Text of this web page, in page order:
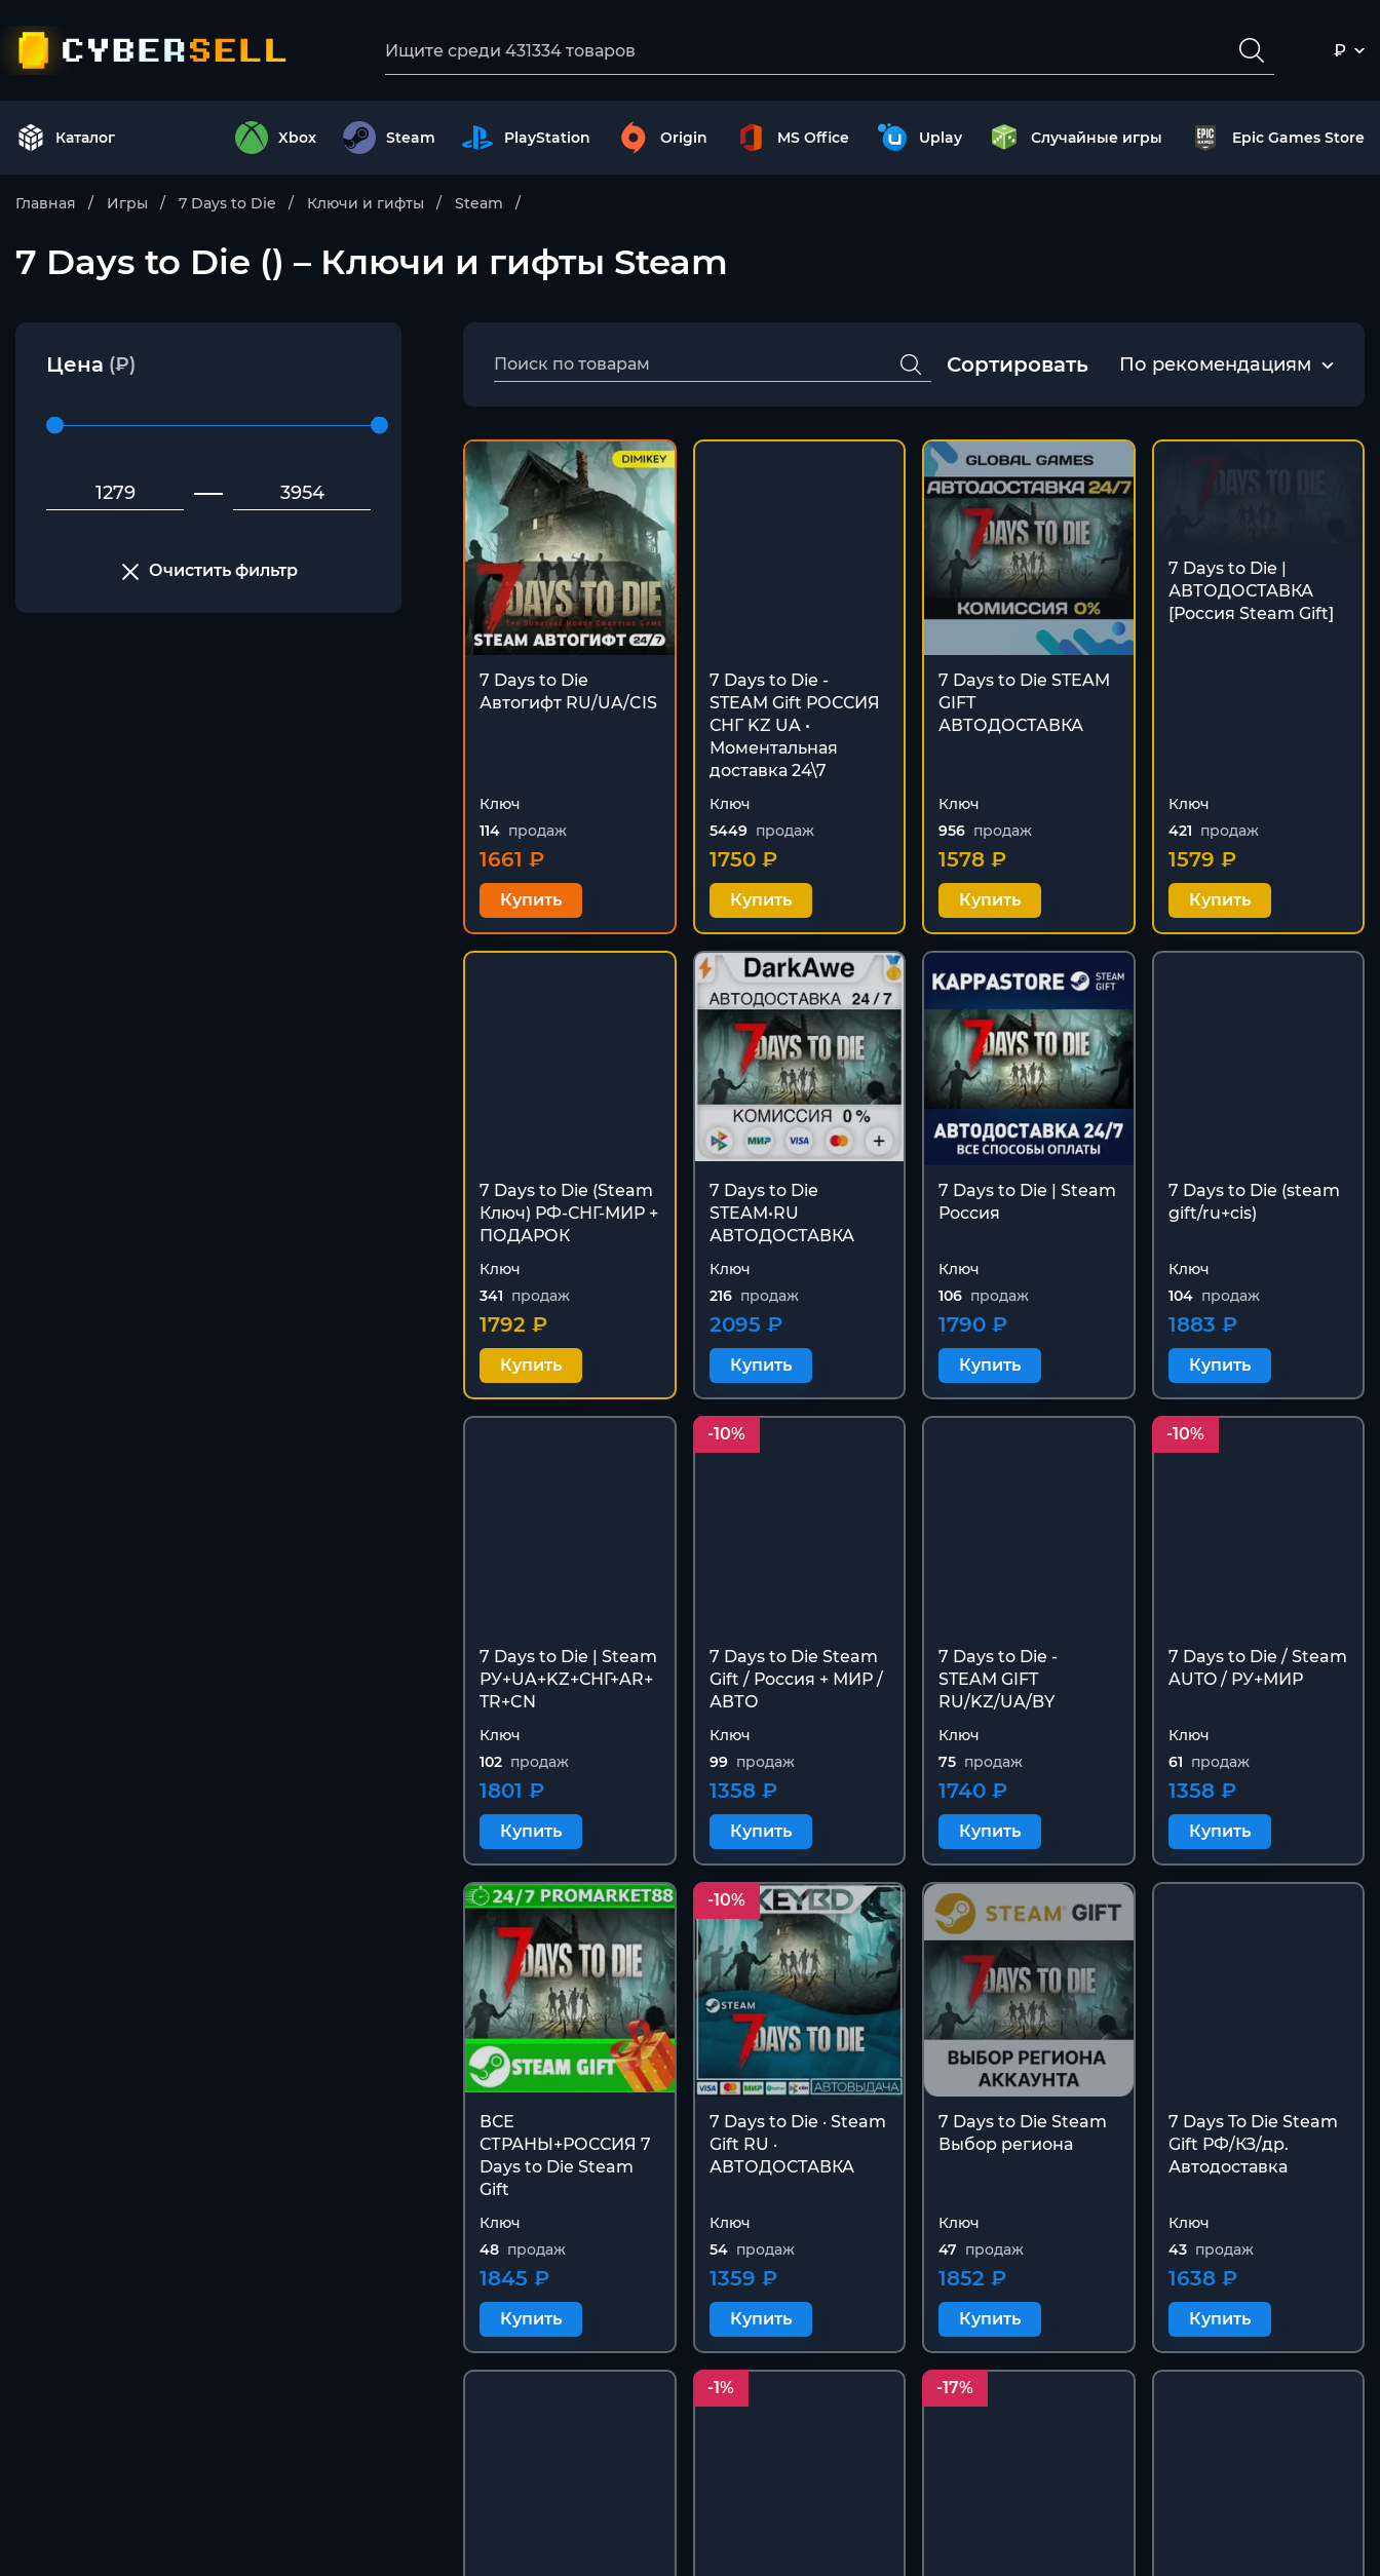
₽
Каталог Xbox Steam PlayStation Origin MS Office Uplay Случайные игры Epic Games Store
Главная Игры 7 Days to Die Ключи и гифты Steam
7 Days to Die () – Ключи и гифты Steam
Цена (₽)
Очистить фильтр
Сортировать По рекомендациям
7 Days to Die
Автогифт RU/UA/CIS
Ключ
114 продаж
1661 ₽
Купить
7 Days to Die -
STEAM Gift РОССИЯ
СНГ KZ UA •
Моментальная
доставка 24\7
Ключ
5449 продаж
1750 ₽
Купить
7 Days to Die STEAM
GIFT
АВТОДОСТАВКА
Ключ
956 продаж
1578 ₽
Купить
7 Days to Die |
АВТОДОСТАВКА
[Россия Steam Gift]
Ключ
421 продаж
1579 ₽
Купить
7 Days to Die (Steam
Ключ) РФ-СНГ-МИР +
ПОДАРОК
Ключ
341 продаж
1792 ₽
Купить
7 Days to Die
STEAM•RU
АВТОДОСТАВКА
Ключ
216 продаж
2095 ₽
Купить
7 Days to Die | Steam
Россия
Ключ
106 продаж
1790 ₽
Купить
7 Days to Die (steam
gift/ru+cis)
Ключ
104 продаж
1883 ₽
Купить
7 Days to Die | Steam
РУ+UA+KZ+СНГ+AR+
TR+CN
Ключ
102 продаж
1801 ₽
Купить
-10%
7 Days to Die Steam
Gift / Россия + МИР /
АВТО
Ключ
99 продаж
1358 ₽
Купить
7 Days to Die -
STEAM GIFT
RU/KZ/UA/BY
Ключ
75 продаж
1740 ₽
Купить
-10%
7 Days to Die / Steam
AUTO / РУ+МИР
Ключ
61 продаж
1358 ₽
Купить
ВСЕ
СТРАНЫ+РОССИЯ 7
Days to Die Steam
Gift
Ключ
48 продаж
1845 ₽
Купить
-10%
7 Days to Die · Steam
Gift RU ·
АВТОДОСТАВКА
Ключ
54 продаж
1359 ₽
Купить
7 Days to Die Steam
Выбор региона
Ключ
47 продаж
1852 ₽
Купить
7 Days To Die Steam
Gift РФ/КЗ/др.
Автодоставка
Ключ
43 продаж
1638 ₽
Купить
-1% -17%